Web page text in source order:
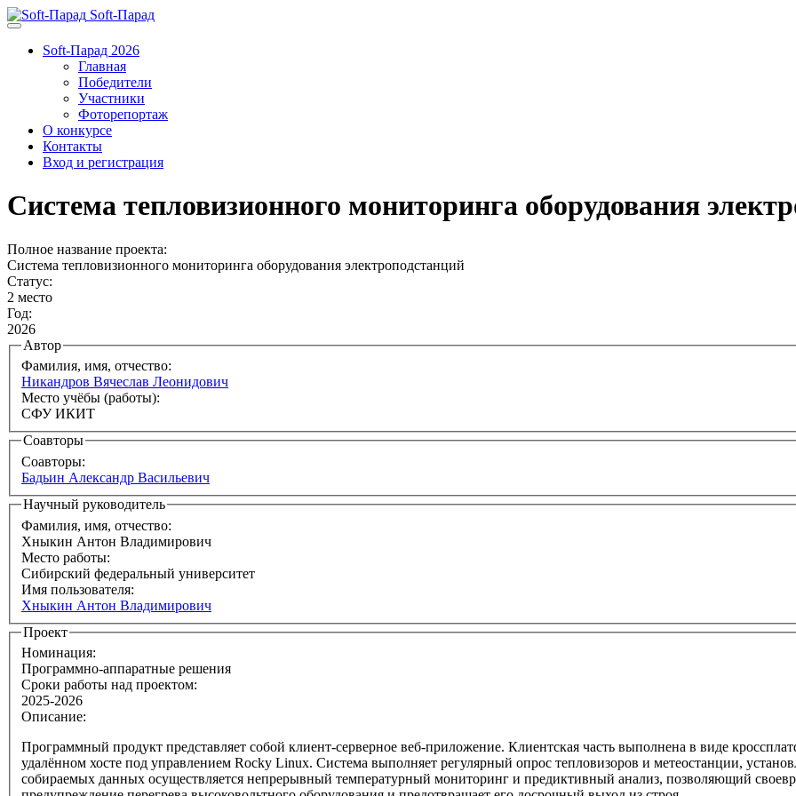
Soft-Парад
Soft-Парад 2026
Главная
Победители
Участники
Фоторепортаж
О конкурсе
Контакты
Вход и регистрация
Система тепловизионного мониторинга оборудования
Полное название проекта:
Система тепловизионного мониторинга оборудования электроподстанций
Статус:
2 место
Год:
2026
Автор
Фамилия, имя, отчество:
Никандров Вячеслав Леонидович
Место учёбы (работы):
СФУ ИКИТ
Соавторы
Соавторы:
Бадьин Александр Васильевич
Научный руководитель
Фамилия, имя, отчество:
Хныкин Антон Владимирович
Место работы:
Сибирский федеральный университет
Имя пользователя:
Хныкин Антон Владимирович
Проект
Номинация:
Программно-аппаратные решения
Сроки работы над проектом:
2025-2026
Описание:
Программный продукт представляет собой клиент-серверное веб-приложение. Клиентская часть выполнена в виде
удалённом хосте под управлением Rocky Linux. Система выполняет регулярный опрос тепловизоров и метеостанции,
собираемых данных осуществляется непрерывный температурный мониторинг и предиктивный анализ, позволяющий